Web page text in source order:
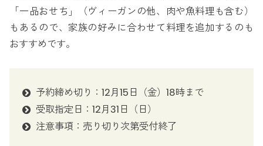
「一品おせち」（ヴィーガンの他、肉や魚料理も含む）
もあるので、家族の好みに合わせて料理を追加するのも
おすすめです。
予約締め切り：12月15日（金）18時まで
受取指定日：12月31日（日）
注意事項：売り切り次第受付終了